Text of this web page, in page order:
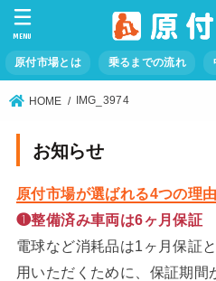
原付市場とは 乗るまでの流れ
MENU
HOME IMG_3974
お知らせ
原付市場が選ばれる4つの理由
❶整備済み車両は6ヶ月保証
電球など消耗品は1ヶ月保証
用いただくために、保証期